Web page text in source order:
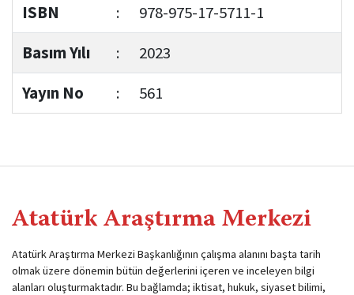
ISBN
:
978-975-17-5711-1
Basım Yılı
:
2023
Yayın No
: 561
Atatürk Araştırma Merkezi
Atatürk Araştırma Merkezi Başkanlığının çalışma alanını başta tarih
olmak üzere dönemin bütün değerlerini içeren ve inceleyen bilgi
alanları oluşturmaktadır. Bu bağlamda; iktisat, hukuk, siyaset bilimi,